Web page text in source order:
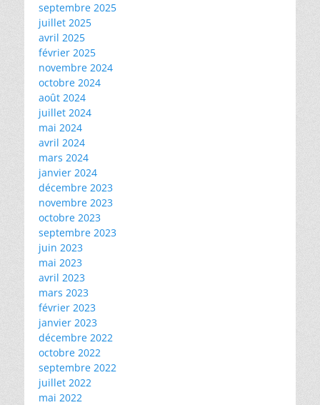
septembre 2025
juillet 2025
avril 2025
février 2025
novembre 2024
octobre 2024
août 2024
juillet 2024
mai 2024
avril 2024
mars 2024
janvier 2024
décembre 2023
novembre 2023
octobre 2023
septembre 2023
juin 2023
mai 2023
avril 2023
mars 2023
février 2023
janvier 2023
décembre 2022
octobre 2022
septembre 2022
juillet 2022
mai 2022